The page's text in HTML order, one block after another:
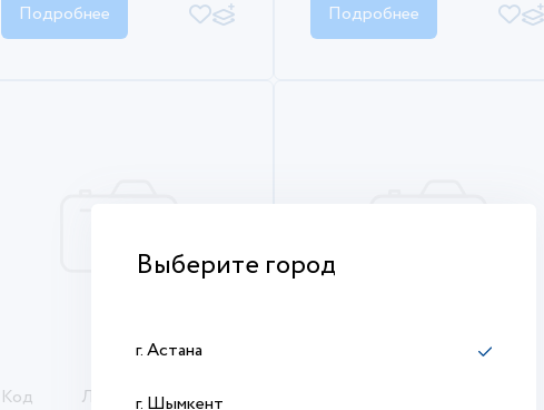
Выберите город
г. Астана
г. Шымкент
Подробнее Подробнее
Код
ЛМЗ-100х50-0,55-